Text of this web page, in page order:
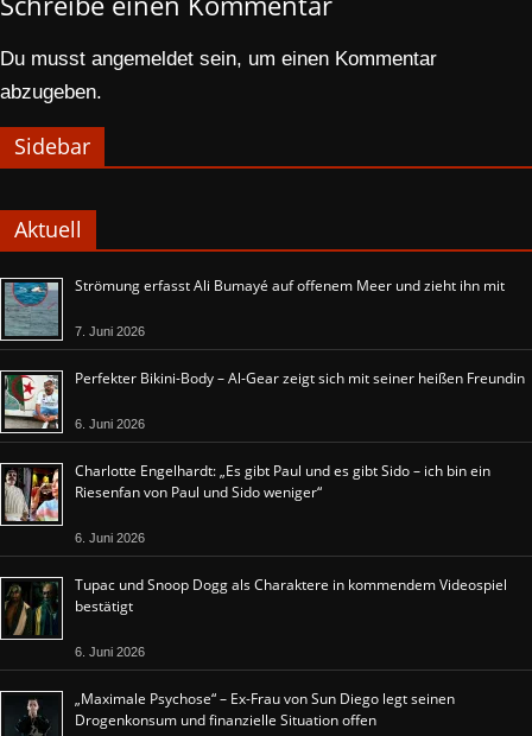
Du musst angemeldet sein, um einen Kommentar
abzugeben.
Sidebar
Aktuell
Strömung erfasst Ali Bumayé auf offenem Meer und zieht ihn mit
7. Juni 2026
Perfekter Bikini-Body – Al-Gear zeigt sich mit seiner heißen Freundin
6. Juni 2026
Charlotte Engelhardt: „Es gibt Paul und es gibt Sido – ich bin ein
Riesenfan von Paul und Sido weniger“
6. Juni 2026
Tupac und Snoop Dogg als Charaktere in kommendem Videospiel
bestätigt
6. Juni 2026
„Maximale Psychose“ – Ex-Frau von Sun Diego legt seinen
Drogenkonsum und finanzielle Situation offen